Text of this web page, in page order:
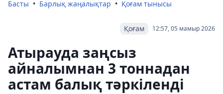
Басты Барлық жаңалықтар Қоғам тынысы
12:57, 05 мамыр 2026
Қоғам
Атырауда заңсыз
айналымнан 3 тоннадан
астам балық тәркіленді